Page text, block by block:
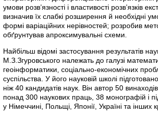
умови розв’язності і властивості розв’язків
визначив їх слабкі розширення й необхідні
формі варіаційних нерівностей; розробив
обґрунтував апроксимувальні схеми.
Найбільш відомі застосування результатів
М.З.Згуровського належать до галузі
геоінформатики, соціально-економічних
суспільства. У його науковій школі
ніж 40 кандидатів наук. Він автор 50
понад 300 наукових праць, 38 монографій і
у Німеччині, Польщі, Японії, Україні та інших